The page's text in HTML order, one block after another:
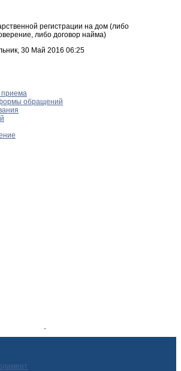
регистрации на дом (либо
либо договор найма)
30 Май 2016 06:25
приема
обращений